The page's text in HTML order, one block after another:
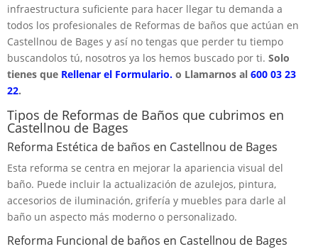
infraestructura suficiente para hacer llegar tu demanda a
todos los profesionales de Reformas de baños que actúan en
Castellnou de Bages y así no tengas que perder tu tiempo
buscandolos tú, nosotros ya los hemos buscado por ti. Solo
tienes que Rellenar el Formulario. o Llamarnos al 600 03 23
22.
Tipos de Reformas de Baños que cubrimos en
Castellnou de Bages
Reforma Estética de baños en Castellnou de Bages
Esta reforma se centra en mejorar la apariencia visual del
baño. Puede incluir la actualización de azulejos, pintura,
accesorios de iluminación, grifería y muebles para darle al
baño un aspecto más moderno o personalizado.
Reforma Funcional de baños en Castellnou de Bages